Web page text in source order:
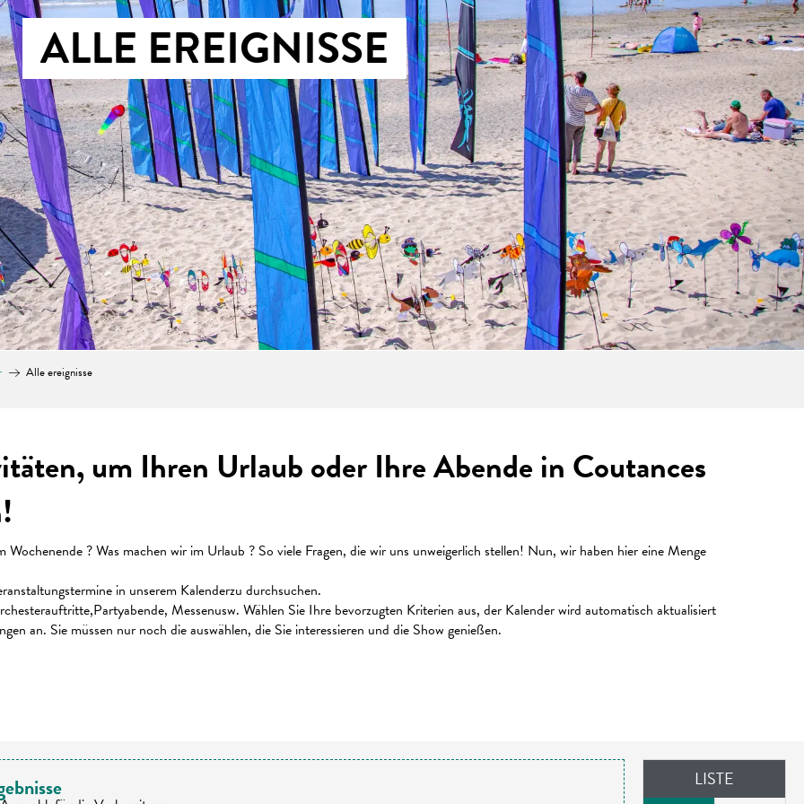
ALLE EREIGNISSE
Alle ereignisse
um Ihren Urlaub oder Ihre Abende in Coutances
? Was machen wir im Urlaub ? So viele Fragen, die wir uns unweigerlich stellen! Nun, wir haben hier eine Menge
in unserem Kalenderzu durchsuchen.
Messenusw. Wählen Sie Ihre bevorzugten Kriterien aus, der Kalender wird automatisch aktualisiert
an. Sie müssen nur noch die auswählen, die Sie interessieren und die Show genießen.
LISTE